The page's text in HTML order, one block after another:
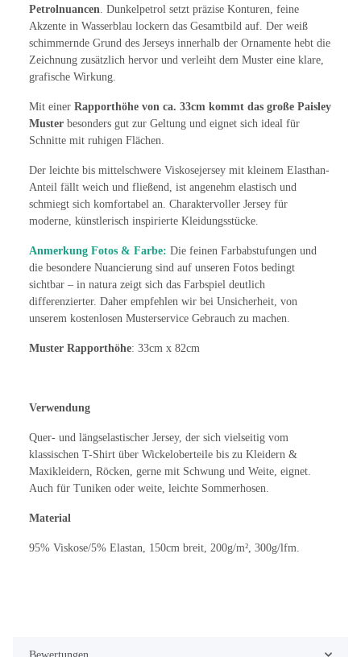
Petrolnuancen . Dunkelpetrol setzt präzise Konturen, feine
Akzente in Wasserblau lockern das Gesamtbild auf. Der weiß
schimmernde Grund des Jerseys innerhalb der Ornamente hebt die
Zeichnung zusätzlich hervor und verleiht dem Muster eine klare,
grafische Wirkung.
Mit einer Rapporthöhe von ca. 33cm kommt das große Paisley
Muster besonders gut zur Geltung und eignet sich ideal für
Schnitte mit ruhigen Flächen.
Der leichte bis mittelschwere Viskosejersey mit kleinem Elasthan-
Anteil fällt weich und fließend, ist angenehm elastisch und
schmiegt sich komfortabel an. Charaktervoller Jersey für
moderne, künstlerisch inspirierte Kleidungsstücke.
Anmerkung Fotos & Farbe: Die feinen Farbabstufungen und
die besondere Nuancierung sind auf unseren Fotos bedingt
sichtbar – in natura zeigt sich das Farbspiel deutlich
differenzierter. Daher empfehlen wir bei Unsicherheit, von
unserem kostenlosen Musterservice Gebrauch zu machen.
Muster Rapporthöhe: 33cm x 82cm
Verwendung
Quer- und längselastischer Jersey, der sich vielseitig vom
klassischen T-Shirt über Wickeloberteile bis zu Kleidern &
Maxikleidern, Röcken, gerne mit Schwung und Weite, eignet.
Auch für Tuniken oder weite, leichte Sommerhosen.
Material
95% Viskose/5% Elastan, 150cm breit, 200g/m², 300g/lfm.